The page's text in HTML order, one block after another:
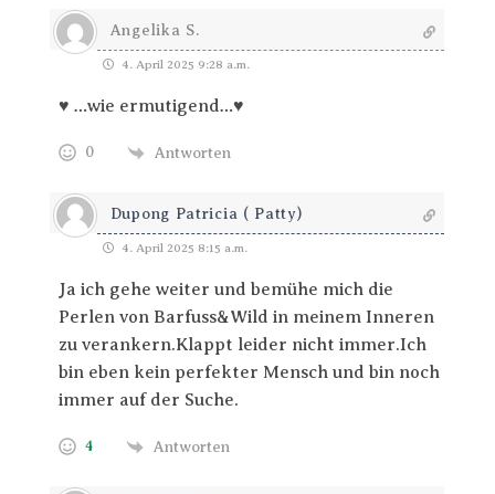
Angelika S.
4. April 2025 9:28 a.m.
♥ …wie ermutigend…♥
0 Antworten
Dupong Patricia ( Patty)
4. April 2025 8:15 a.m.
Ja ich gehe weiter und bemühe mich die
Perlen von Barfuss&Wild in meinem Inneren
zu verankern.Klappt leider nicht immer.Ich
bin eben kein perfekter Mensch und bin noch
immer auf der Suche.
4 Antworten